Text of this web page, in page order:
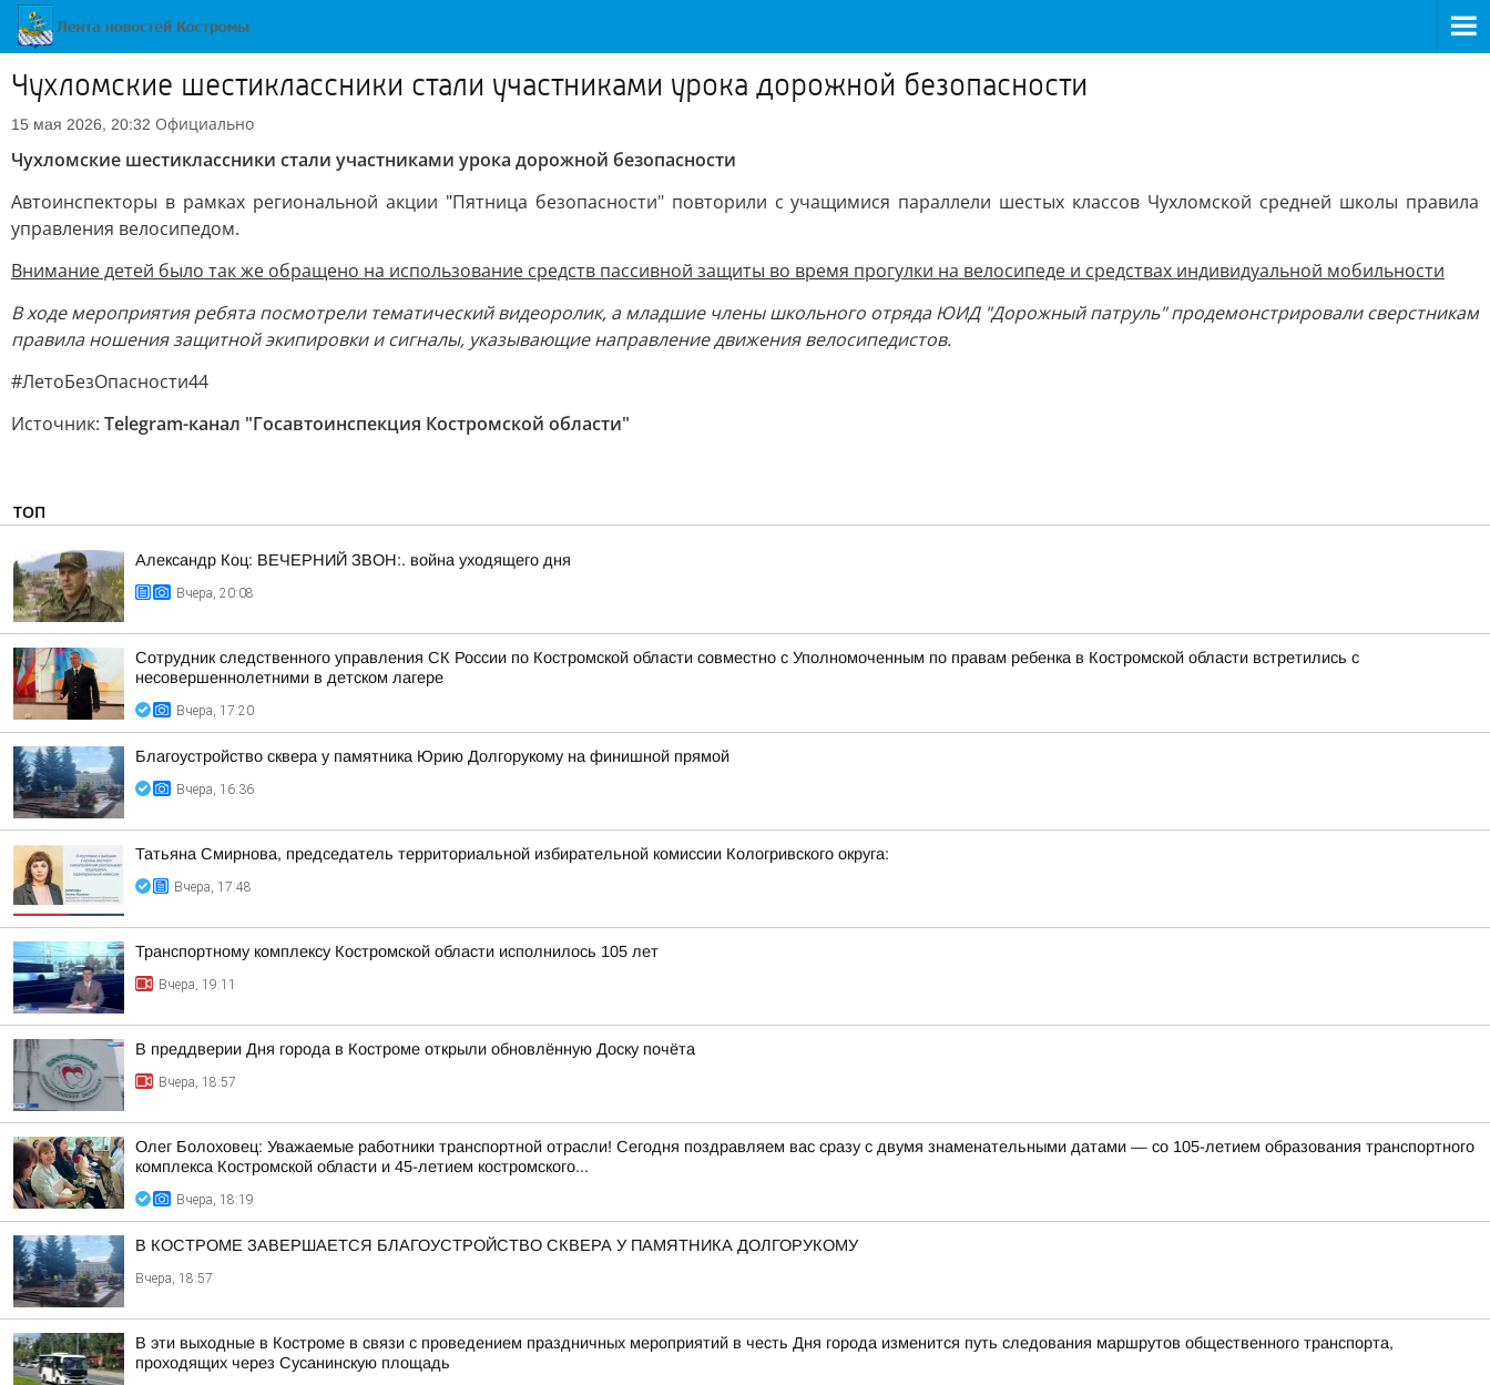
Чухломские шестиклассники стали участниками урока дорожной безопасности
15 мая 2026, 20:32 Официально
Чухломские шестиклассники стали участниками урока дорожной безопасности
Автоинспекторы в рамках региональной акции "Пятница безопасности" повторили с учащимися параллели шестых классов Чухломской средней школы правила
управления велосипедом.
Внимание детей было так же обращено на использование средств пассивной защиты во время прогулки на велосипеде и средствах индивидуальной мобильности
В ходе мероприятия ребята посмотрели тематический видеоролик, а младшие члены школьного отряда ЮИД "Дорожный патруль" продемонстрировали сверстникам
правила ношения защитной экипировки и сигналы, указывающие направление движения велосипедистов.
#ЛетоБезОпасности44
Источник: Telegram-канал "Госавтоинспекция Костромской области"
ТОП
Александр Коц: ВЕЧЕРНИЙ ЗВОН:. война уходящего дня
Вчера, 20:08
Сотрудник следственного управления СК России по Костромской области совместно с Уполномоченным по правам ребенка в Костромской области встретились с
несовершеннолетними в детском лагере
Вчера, 17:20
Благоустройство сквера у памятника Юрию Долгорукому на финишной прямой
Вчера, 16:36
Татьяна Смирнова, председатель территориальной избирательной комиссии Кологривского округа:
Вчера, 17:48
Транспортному комплексу Костромской области исполнилось 105 лет
Вчера, 19:11
В преддверии Дня города в Костроме открыли обновлённую Доску почёта
Вчера, 18:57
Олег Болоховец: Уважаемые работники транспортной отрасли! Сегодня поздравляем вас сразу с двумя знаменательными датами — со 105-летием образования транспортного
комплекса Костромской области и 45-летием костромского...
Вчера, 18:19
В КОСТРОМЕ ЗАВЕРШАЕТСЯ БЛАГОУСТРОЙСТВО СКВЕРА У ПАМЯТНИКА ДОЛГОРУКОМУ
Вчера, 18:57
В эти выходные в Костроме в связи с проведением праздничных мероприятий в честь Дня города изменится путь следования маршрутов общественного транспорта,
проходящих через Сусанинскую площадь